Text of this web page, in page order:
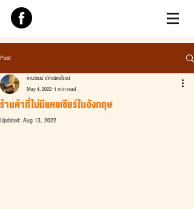
Post
ร้านค้าที่ไม่มีแคชเชียร์ในอังกฤษ
คณวัฒน์ อัศวฉัตรโรจน์
May 4, 2022 1 min read
Updated: Aug 13, 2022